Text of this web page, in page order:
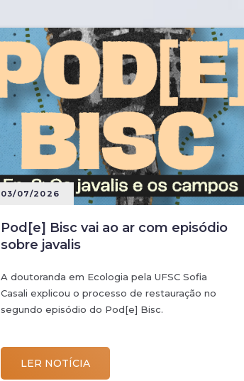
03/07/2026
Pod[e] Bisc vai ao ar com episódio
sobre javalis
A doutoranda em Ecologia pela UFSC Sofia
Casali explicou o processo de restauração no
segundo episódio do Pod[e] Bisc.
LER NOTÍCIA